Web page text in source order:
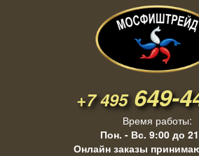
+7 495649-
Время работы:
Пон. - Вс. 9:00 до
Онлайн заказы